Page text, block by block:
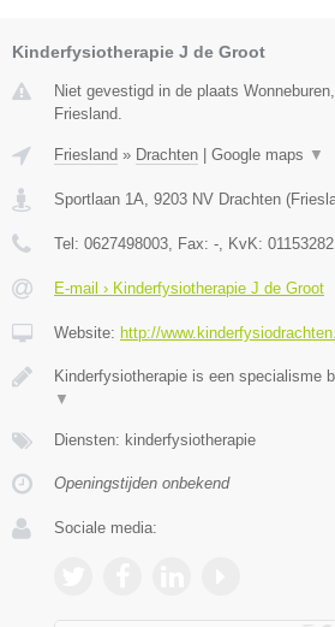
Kinderfysiotherapie J de Groot
Niet gevestigd in de plaats
Friesland.
Friesland » Drachten Google maps ▼
Sportlaan 1A, 9203 NV Drachten (
Tel: 0627498003, Fax: -, KvK: 01153282
E-mail › Kinderfysiotherapie J de Groot
Website: http://
Kinderfysiotherapie is een specialisme
▼
Diensten: kinderfysiotherapie
Openingstijden onbekend
Sociale media: